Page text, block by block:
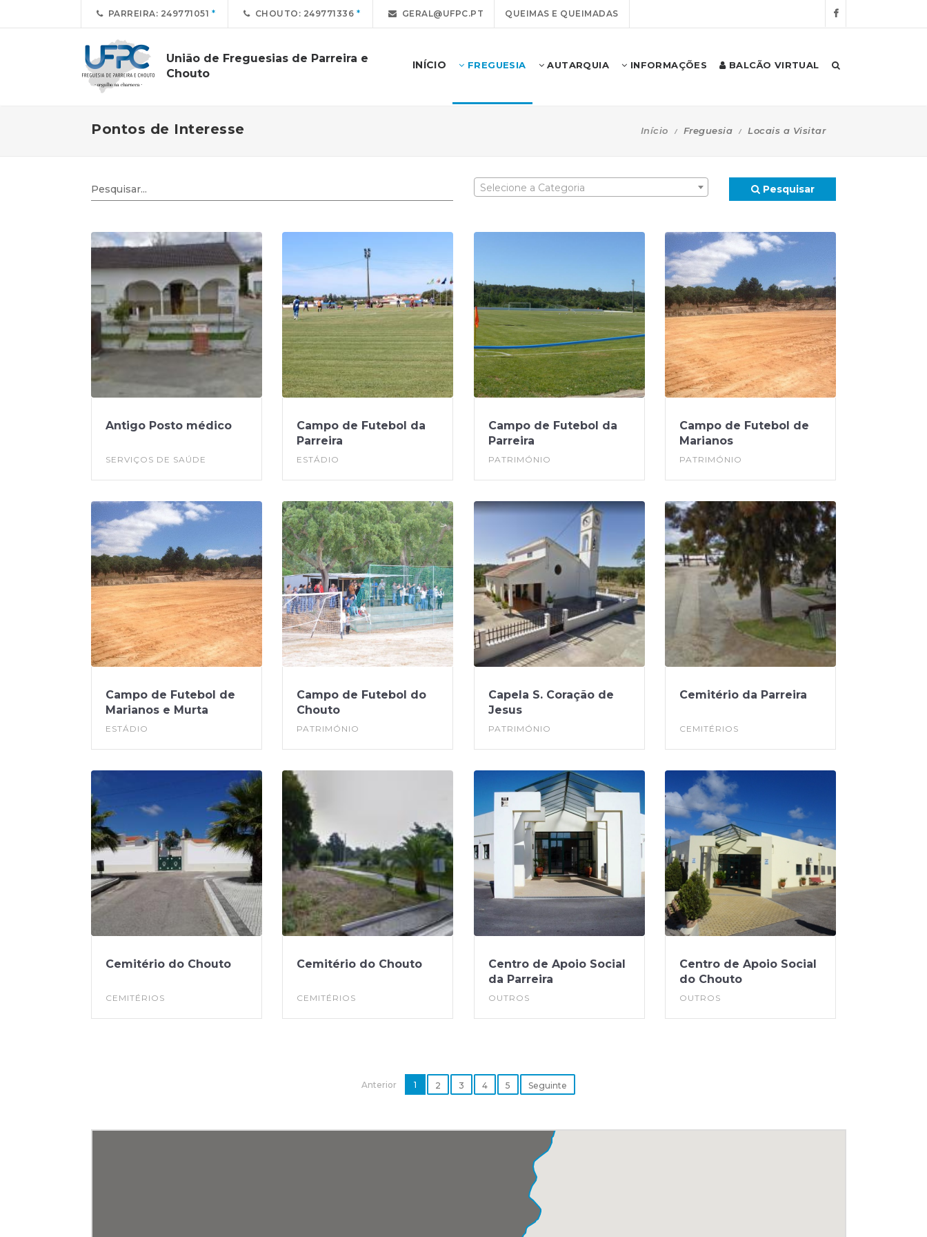
PARREIRA: 249771051 CHOUTO: 249771336 GERAL@UFPC.PT QUEIMAS E QUEIMADAS
União de Freguesias de Parreira e
Chouto
INÍCIO FREGUESIA AUTARQUIA INFORMAÇÕES BALCÃO VIRTUAL
Pontos de Interesse Início Freguesia Locais a Visitar
Selecione a Categoria Pesquisar
Antigo Posto médico
SERVIÇOS DE SAÚDE
Campo de Futebol da
Parreira
ESTÁDIO
Campo de Futebol da
Parreira
PATRIMÓNIO
Campo de Futebol de
Marianos
PATRIMÓNIO
Campo de Futebol de
Marianos e Murta
ESTÁDIO
Campo de Futebol do
Chouto
PATRIMÓNIO
Capela S. Coração de
Jesus
PATRIMÓNIO
Cemitério da Parreira
CEMITÉRIOS
Cemitério do Chouto
CEMITÉRIOS
Cemitério do Chouto
CEMITÉRIOS
Centro de Apoio Social
da Parreira
OUTROS
Centro de Apoio Social
do Chouto
OUTROS
Anterior 1 2 3 4 5 Seguinte